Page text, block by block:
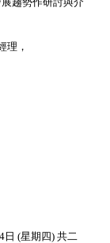
理，
(星期四) 共二